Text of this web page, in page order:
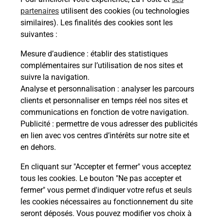
partenaires utilisent des cookies (ou technologies
similaires). Les finalités des cookies sont les
suivantes :
Mesure d’audience : établir des statistiques
complémentaires sur l’utilisation de nos sites et
suivre la navigation.
Analyse et personnalisation : analyser les parcours
clients et personnaliser en temps réel nos sites et
communications en fonction de votre navigation.
Publicité : permettre de vous adresser des publicités
en lien avec vos centres d’intérêts sur notre site et
en dehors.
En cliquant sur "Accepter et fermer" vous acceptez
tous les cookies. Le bouton "Ne pas accepter et
fermer" vous permet d'indiquer votre refus et seuls
les cookies nécessaires au fonctionnement du site
seront déposés. Vous pouvez modifier vos choix à
En savoir plus
Souscrire à la téléassistance
Besoin d’un système de téléassistance à l’intérieur
et/ou à l’extérieur de votre domicile ? Découvrez
les offres téléalarme dans votre bureau de Poste à
SIGOYER.
Hautes-Alpes